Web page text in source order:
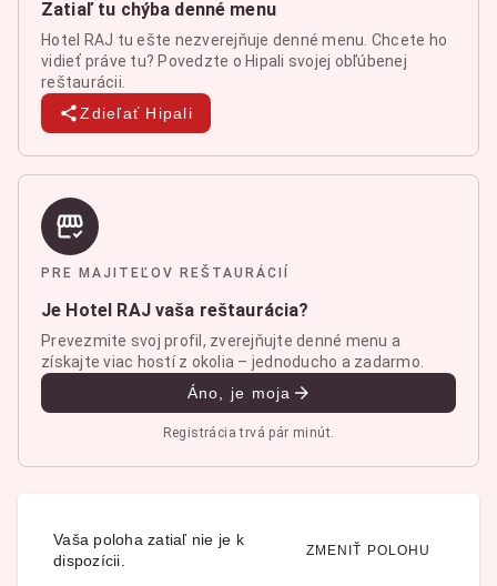
Zatiaľ tu chýba denné menu
Hotel RAJ tu ešte nezverejňuje denné menu. Chcete ho
vidieť práve tu? Povedzte o Hipali svojej obľúbenej
reštaurácii.
Zdieľať Hipali
PRE MAJITEĽOV REŠTAURÁCIÍ
Je Hotel RAJ vaša reštaurácia?
Prevezmite svoj profil, zverejňujte denné menu a
získajte viac hostí z okolia – jednoducho a zadarmo.
Áno, je moja
Registrácia trvá pár minút.
Vaša poloha zatiaľ nie je k
dispozícii.
ZMENIŤ POLOHU